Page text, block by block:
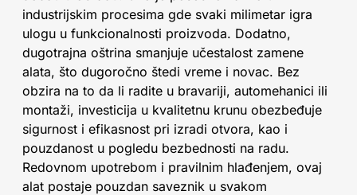
industrijskim procesima gde svaki milimetar igra
ulogu u funkcionalnosti proizvoda. Dodatno,
dugotrajna oštrina smanjuje učestalost zamene
alata, što dugoročno štedi vreme i novac. Bez
obzira na to da li radite u bravariji, automehanici ili
montaži, investicija u kvalitetnu krunu obezbeđuje
sigurnost i efikasnost pri izradi otvora, kao i
pouzdanost u pogledu bezbednosti na radu.
Redovnom upotrebom i pravilnim hlađenjem, ovaj
alat postaje pouzdan saveznik u svakom